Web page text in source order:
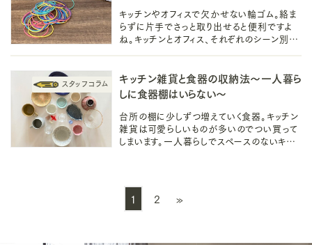
キッチンやオフィスで欠かせない輪ゴム。絡ま
らずに片手でさっと取り出せると便利ですよ
ね。キッチンとオフィス、それぞれのシーン別に
キッチン雑貨と食器の収納法～一人暮ら
しに食器棚はいらない～
台所の棚に少しずつ増えていく食器。キッチン
雑貨は可愛らしいものが多いのでつい買って
しまいます。一人暮らしでスペースのないキッ
1 2 »